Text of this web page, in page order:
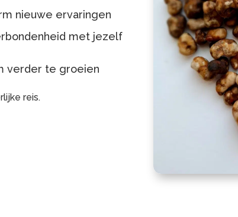
nieuwe ervaringen
met jezelf
verder te groeien
reis.